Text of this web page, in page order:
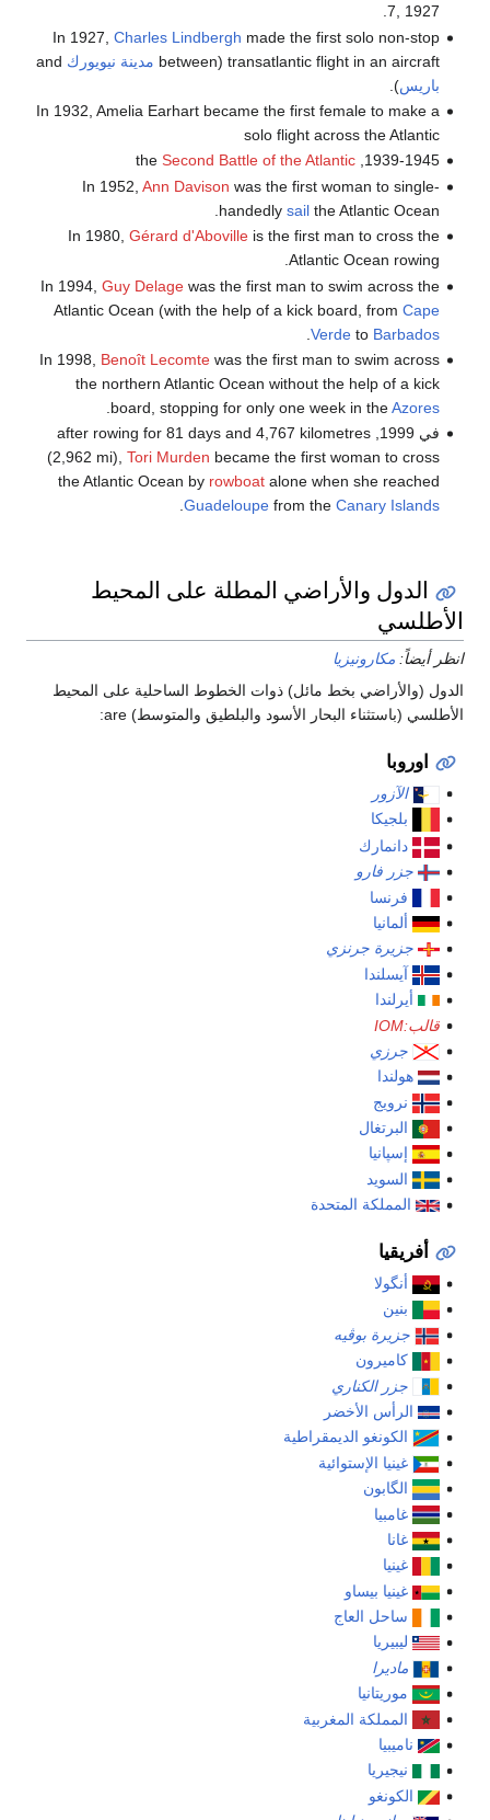
7, 1927.
In 1927, Charles Lindbergh made the first solo non-stop
transatlantic flight in an aircraft (between
مدينة نيويورك
باريس).
In 1932, Amelia Earhart became the first female to make a
solo flight across the Atlantic
1939-1945, the
Second Battle of the Atlantic
In 1952, Ann Davison was the first woman to single-
handedly sailthe Atlantic Ocean.
In 1980, Gérard d'Abovilleis the first man to cross the
Atlantic Ocean rowing.
In 1994, Guy Delagewas the first man to swim across the
Atlantic Ocean (with the help of a kick board, from Cape
Verdeto Barbados
In 1998, Benoît Lecomtewas the first man to swim across
the northern Atlantic Ocean without the help of a kick
board, stopping for only one week in theAzores
في 1999, after rowing for 81 days and 4,767 kilometres
(2,962 mi), Tori Murden became the first woman to cross
the Atlantic Ocean by rowboatalone when she reached
Guadeloupefrom the Canary Islands
.
الدول والأراضي المطلة على المحيط
الأطلسي
انظر أيضاً: مكارونيزيا
الدول (والأراضي بخط مائل) ذوات الخطوط الساحلية على المحيط
الأطلسي (باستثناء البحار الأسود والبلطيق والمتوسط) are:
اوروبا
الآزور
بلجيكا
دانمارك
جزر فارو
فرنسا
ألمانيا
جزيرة جرنزي
آيسلندا
أيرلندا
قالب:IOM
جرزي
هولندا
نرويج
البرتغال
إسپانيا
السويد
المملكة المتحدة
أفريقيا
أنگولا
بنين
جزيرة بوڤيه
كاميرون
جزر الكناري
الرأس الأخضر
الكونغو الديمقراطية
غينيا الإستوائية
الگابون
غامبيا
غانا
غينيا
غينيا بيساو
ساحل العاج
ليبيريا
ماديرا
موريتانيا
المملكة المغربية
ناميبيا
نيجيريا
الكونغو